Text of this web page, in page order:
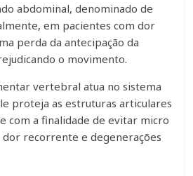
abdominal, denominado de
em pacientes com dor
perda da antecipação da
o movimento.
vertebral atua no sistema
proteja as estruturas articulares
com a finalidade de evitar micro
recorrente e degenerações